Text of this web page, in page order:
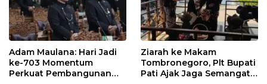
Adam Maulana: Hari Jadi
ke-703 Momentum
Perkuat Pembangunan
Ziarah ke Makam
Tombronegoro, Plt Bupati
Pati Ajak Jaga Semangat